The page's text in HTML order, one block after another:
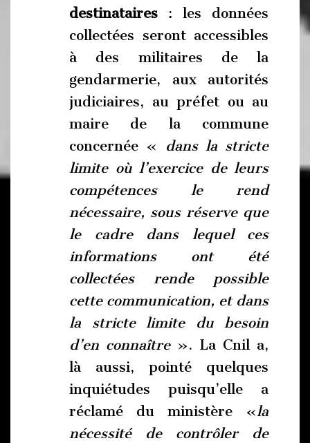
destinataires : les données
collectées seront accessibles
à des militaires de la
gendarmerie, aux autorités
judiciaires, au préfet ou au
maire de la commune
concernée «
dans la stricte
limite où l’exercice de leurs
compétences le rend
nécessaire, sous réserve que
le cadre dans lequel ces
informations ont été
collectées rende possible
cette communication, et dans
la stricte limite du besoin
d’en connaître». La Cnil a,
là aussi, pointé quelques
inquiétudes puisqu’elle a
réclamé du ministère «la
nécessité de contrôler de